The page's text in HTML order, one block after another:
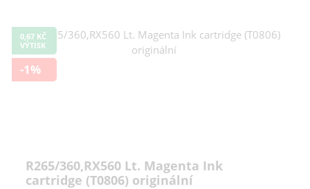
0,67 KČ
VÝTISK
-1%
R265/360,RX560 Lt. Magenta Ink
cartridge (T0806) originální